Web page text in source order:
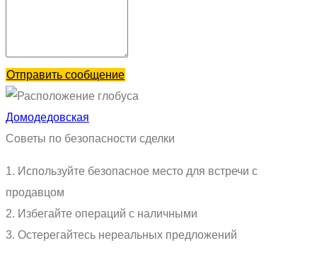
Отправить сообщение
Домодедовская
Советы по безопасности сделки
1. Используйте безопасное место для встречи с
продавцом
2. Избегайте операций с наличными
3. Остерегайтесь нереальных предложений